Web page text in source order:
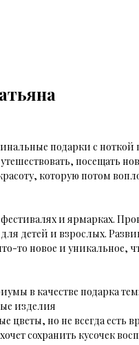
подарки с
посещать
которую потом
фестивалях и ярмарках.
детей и взрослых.
то новое и уникальное,
в качестве подарка тем:
изделия
цветы, но не всегда есть
сохранить кусочек